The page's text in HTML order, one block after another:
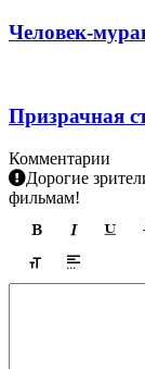
Человек-
Призрачная
Комментарии
Дорогие
фильмам!